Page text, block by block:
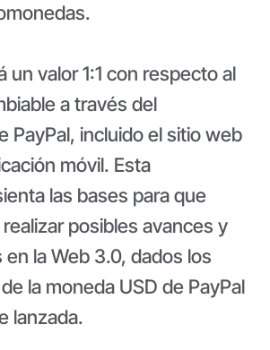
un valor 1:1 con respecto al
a través del
PayPal, incluido el sitio web
móvil. Esta
las bases para que
posibles avances y
la Web 3.0, dados los
la moneda USD de PayPal
lanzada.